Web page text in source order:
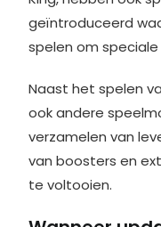
geïntroduceerd
spelen om
Naast het spelen
ook andere
verzamelen van
van boosters en
te voltooien.